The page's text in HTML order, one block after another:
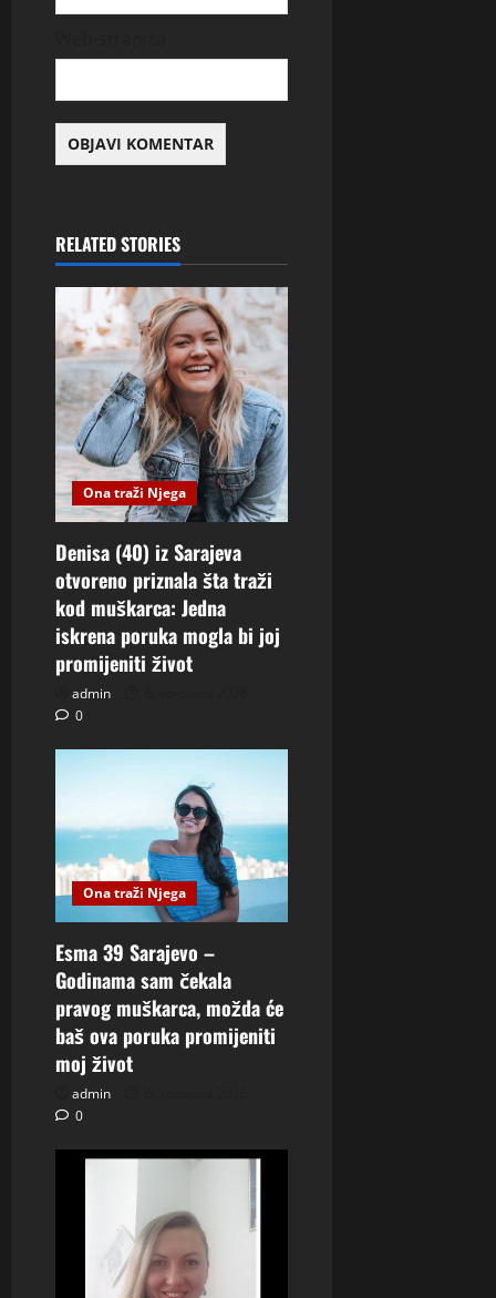
RELATED STORIES
Ona traži Njega
Denisa (40) iz Sarajeva
otvoreno priznala šta traži
kod muškarca: Jedna
iskrena poruka mogla bi joj
promijeniti život
admin
0
Ona traži Njega
Esma 39 Sarajevo –
Godinama sam čekala
pravog muškarca, možda će
baš ova poruka promijeniti
moj život
admin
0